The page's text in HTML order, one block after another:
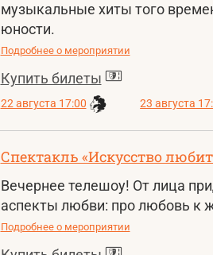
музыкальные хиты того
юности.
Подробнее о мероприятии
Купить билеты
22 августа 17:00 23 августа
Спектакль «Искусство
Вечернее телешоу! От лица
аспекты любви: про любовь к
Подробнее о мероприятии